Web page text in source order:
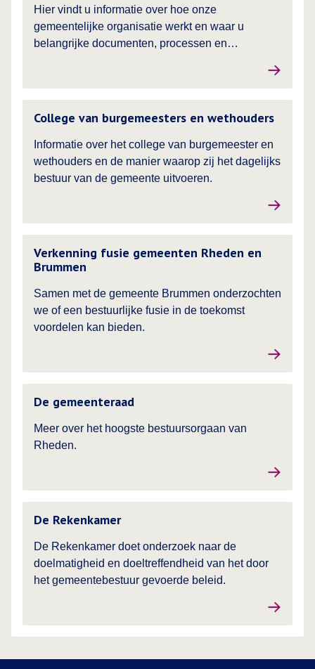
Hier vindt u informatie over hoe onze
gemeentelijke organisatie werkt en waar u
belangrijke documenten, processen en
College van burgemeesters en wethouders
Informatie over het college van burgemeester en
wethouders en de manier waarop zij het dagelijks
bestuur van de gemeente uitvoeren.
Verkenning fusie gemeenten Rheden en
Brummen
Samen met de gemeente Brummen onderzochten
we of een bestuurlijke fusie in de toekomst
voordelen kan bieden.
De gemeenteraad
Meer over het hoogste bestuursorgaan van
Rheden.
De Rekenkamer
De Rekenkamer doet onderzoek naar de
doelmatigheid en doeltreffendheid van het door
het gemeentebestuur gevoerde beleid.